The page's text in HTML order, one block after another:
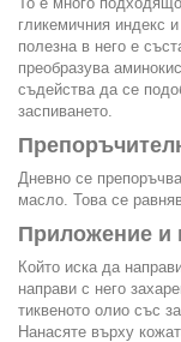
гликемичния индекс
полезна в него е
преобразува
съдейства да се
заспиването.
Дневно се
масло. Това се
Приложение и
Който иска да
направи с него
тиквеното олио със
Нанасяте върху